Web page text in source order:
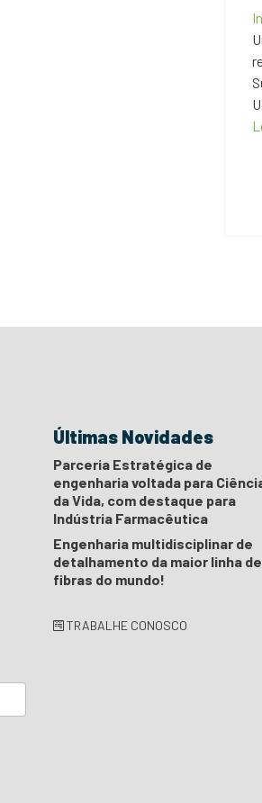
Últimas Novidades
Parceria Estratégica de
engenharia voltada para
da Vida, com destaque para
Indústria Farmacêutica
Engenharia multidisciplinar de
detalhamento da maior linha de
fibras do mundo!
TRABALHE CONOSCO